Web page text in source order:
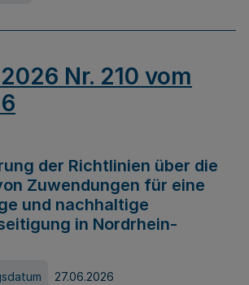
Nr. 210 vom
der Richtlinien über die
Zuwendungen für eine
und nachhaltige
in Nordrhein-
27.06.2026